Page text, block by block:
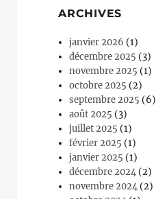
ARCHIVES
janvier 2026 (1)
décembre 2025 (3)
novembre 2025 (1)
octobre 2025 (2)
septembre 2025 (6)
août 2025 (3)
juillet 2025 (1)
février 2025 (1)
janvier 2025 (1)
décembre 2024 (2)
novembre 2024 (2)